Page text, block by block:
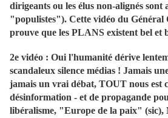
dirigeants ou les élus non-alignés
"populistes"). Cette vidéo du
prouve que les PLANS existent bel et
2e vidéo : Oui l'humanité dérive
scandaleux silence médias ! Jamais
jamais un vrai débat, TOUT nous est
désinformation - et de propagande
libéralisme, "Europe de la paix" (sic),